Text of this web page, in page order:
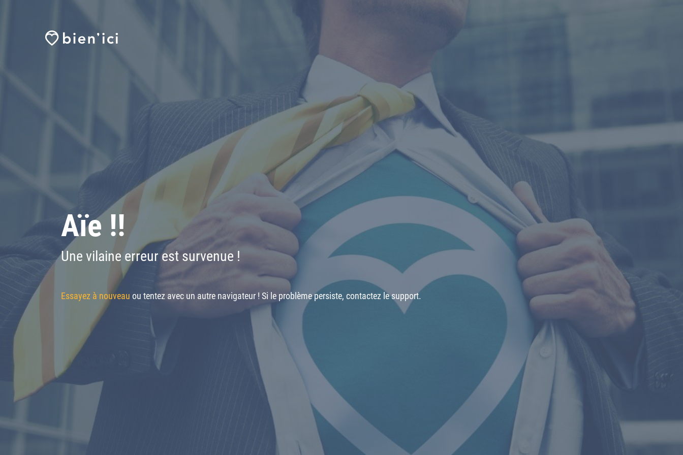
Aïe !!
Une vilaine erreur est survenue !
Essayez à nouveau ou tentez avec un autre navigateur ! Si le problème persiste, contactez le support.